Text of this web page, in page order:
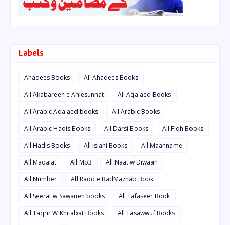
Labels
Ahadees Books
All Ahadees Books
All Akabareen e Ahlesunnat
All Aqa'aed Books
All Arabic Aqa'aed books
All Arabic Books
All Arabic Hadis Books
All Darsi Books
All Fiqh Books
All Hadis Books
All islahi Books
All Maahname
All Maqalat
All Mp3
All Naat w Diwaan
All Number
All Radd e BadMazhab Book
All Seerat w Sawaneh books
All Tafaseer Book
All Taqrir W Khitabat Books
All Tasawwuf Books